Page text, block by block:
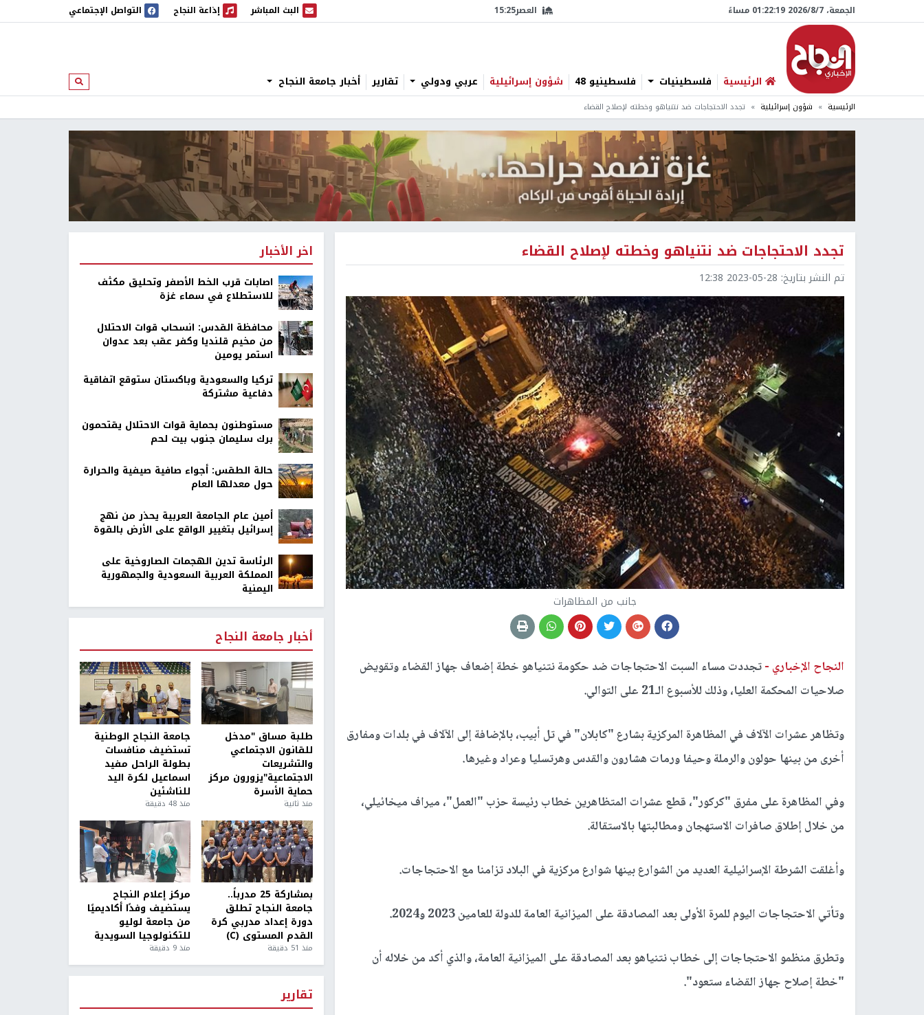
الجمعة، 7/‏8/‏2026 01:22:20 مساءً العصر15:25 البث المباشر
البث المباشر إذاعة النجاح
إذاعة النجاح التواصل الإجتماعي
الرئيسية فلسطينيات فلسطينيو 48 شؤون إسرائيلية عربي ودولي تقارير أخبار جامعة النجاح ابحث
الرئيسية شؤون إسرائيلية تجدد الاحتجاجات ضد نتنياهو وخطته لإصلاح القضاء
تجدد الاحتجاجات ضد نتنياهو وخطته لإصلاح القضاء
تم النشر بتاريخ: 2023-05-28 12:38
جانب من المظاهرات
النجاح الإخباري -تجددت مساء السبت الاحتجاجات ضد حكومة نتنياهو خطة إضعاف جهاز القضاء وتقويض
صلاحيات المحكمة العليا، وذلك للأسبوع الـ21 على التوالي.
وتظاهر عشرات الآلاف في المظاهرة المركزية بشارع "كابلان" في تل أبيب، بالإضافة إلى الآلاف في بلدات ومفارق
أخرى من بينها حولون والرملة وحيفا ورمات هشارون والقدس وهرتسليا وعراد وغيرها.
وفي المظاهرة على مفرق "كركور"، قطع عشرات المتظاهرين خطاب رئيسة حزب "العمل"، ميراف ميخائيلي،
من خلال إطلاق صافرات الاستهجان ومطالبتها بالاستقالة.
وأغلقت الشرطة الإسرائيلية العديد من الشوارع بينها شوارع مركزية في البلاد تزامنا مع الاحتجاجات.
وتأتي الاحتجاجات اليوم للمرة الأولى بعد المصادقة على الميزانية العامة للدولة للعامين 2023 و2024.
وتطرق منظمو الاحتجاجات إلى خطاب نتنياهو بعد المصادقة على الميزانية العامة، والذي أكد من خلاله أن
"خطة إصلاح جهاز القضاء ستعود".
اخر الأخبار
اصابات قرب الخط الأصفر وتحليق مكثف
للاستطلاع في سماء غزة
محافظة القدس: انسحاب قوات الاحتلال
من مخيم قلنديا وكفر عقب بعد عدوان
استمر يومين
تركيا والسعودية وباكستان ستوقع اتفاقية
دفاعية مشتركة
مستوطنون بحماية قوات الاحتلال يقتحمون
برك سليمان جنوب بيت لحم
حالة الطقس: أجواء صافية صيفية والحرارة
حول معدلها العام
أمين عام الجامعة العربية يحذر من نهج
إسرائيل بتغيير الواقع على الأرض بالقوة
الرئاسة تدين الهجمات الصاروخية على
المملكة العربية السعودية والجمهورية
اليمنية
أخبار جامعة النجاح
طلبة مساق "مدخل
للقانون الاجتماعي
والتشريعات
الاجتماعية"يزورون مركز
حماية الأسرة
منذ ثانية
جامعة النجاح الوطنية
تستضيف منافسات
بطولة الراحل مفيد
اسماعيل لكرة اليد
للناشئين
منذ 48 دقيقة
بمشاركة 25 مدرباً..
جامعة النجاح تطلق
دورة إعداد مدربي كرة
القدم المستوى (C)
منذ 51 دقيقة
مركز إعلام النجاح
يستضيف وفدًا أكاديميًا
من جامعة لوليو
للتكنولوجيا السويدية
منذ 9 دقيقة
تقارير